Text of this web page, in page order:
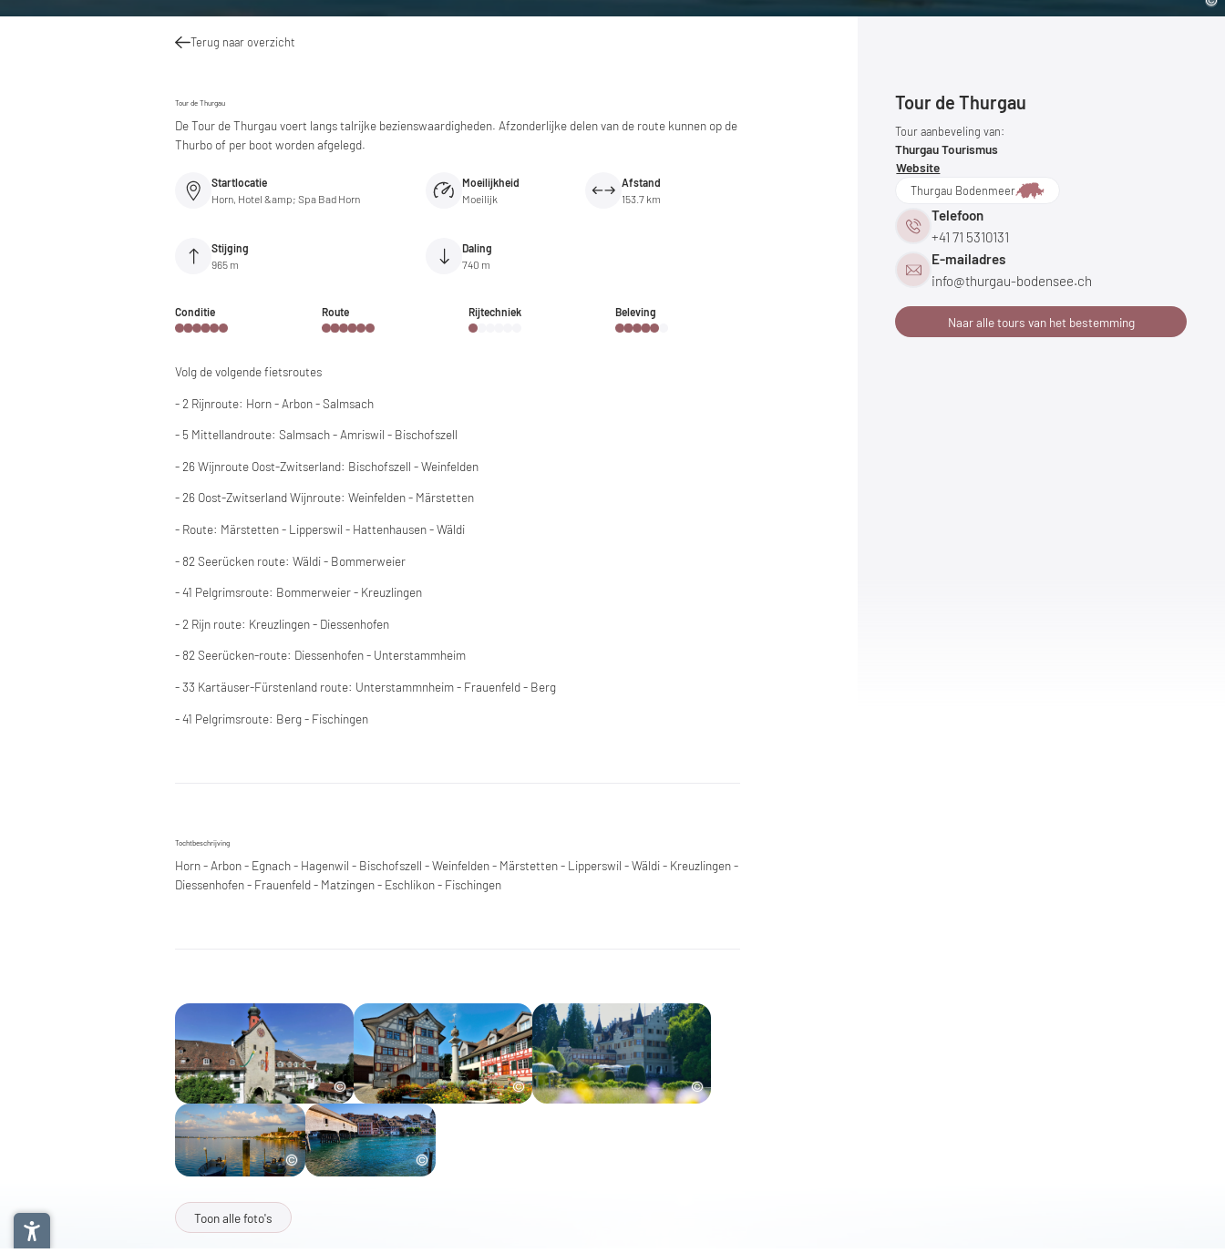
Terug naar overzicht
Tour de Thurgau
De Tour de Thurgau voert langs talrijke bezienswaardigheden. Afzonderlijke delen van de route kunnen op de
Thurbo of per boot worden afgelegd.
Startlocatie
Horn, Hotel &amp; Spa Bad Horn
Moeilijkheid
Moeilijk
Afstand
153.7 km
Stijging
965 m
Daling
740 m
Conditie Route Rijtechniek Beleving
Volg de volgende fietsroutes
- 2 Rijnroute: Horn - Arbon - Salmsach
- 5 Mittellandroute: Salmsach - Amriswil - Bischofszell
- 26 Wijnroute Oost-Zwitserland: Bischofszell - Weinfelden
- 26 Oost-Zwitserland Wijnroute: Weinfelden - Märstetten
- Route: Märstetten - Lipperswil - Hattenhausen - Wäldi
- 82 Seerücken route: Wäldi - Bommerweier
- 41 Pelgrimsroute: Bommerweier - Kreuzlingen
- 2 Rijn route: Kreuzlingen - Diessenhofen
- 82 Seerücken-route: Diessenhofen - Unterstammheim
- 33 Kartäuser-Fürstenland route: Unterstammnheim - Frauenfeld - Berg
- 41 Pelgrimsroute: Berg - Fischingen
Tochtbeschrijving
Horn - Arbon - Egnach - Hagenwil - Bischofszell - Weinfelden - Märstetten - Lipperswil - Wäldi - Kreuzlingen -
Diessenhofen - Frauenfeld - Matzingen - Eschlikon - Fischingen
Toon alle foto's
Tour de Thurgau
Tour aanbeveling van:
Thurgau Tourismus
Website
Thurgau Bodenmeer
Telefoon
+41 71 5310131
E-mailadres
info@thurgau-bodensee.ch
Naar alle tours van het bestemming